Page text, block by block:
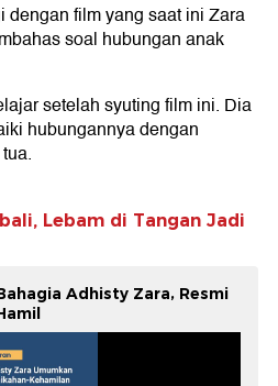
film yang saat ini Zara
soal hubungan anak
setelah syuting film ini. Dia
hubungannya dengan
Lebam di Tangan Jadi
Adhisty Zara, Resmi